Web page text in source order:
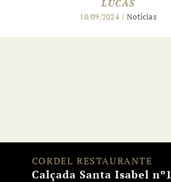
LUCAS
10/09/2024 | Notícias
CORDEL RESTAURANTE
Calçada Santa Isabel nº1